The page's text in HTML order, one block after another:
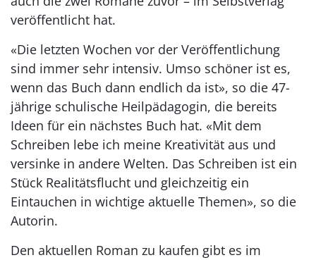
veröffentlicht hat.
«Die letzten Wochen vor der Veröffentlichung
sind immer sehr intensiv. Umso schöner ist es,
wenn das Buch dann endlich da ist», so die 47-
jährige schulische Heilpädagogin, die bereits
Ideen für ein nächstes Buch hat. «Mit dem
Schreiben lebe ich meine Kreativität aus und
versinke in andere Welten. Das Schreiben ist ein
Stück Realitätsflucht und gleichzeitig ein
Eintauchen in wichtige aktuelle Themen», so die
Autorin.
Den aktuellen Roman zu kaufen gibt es im